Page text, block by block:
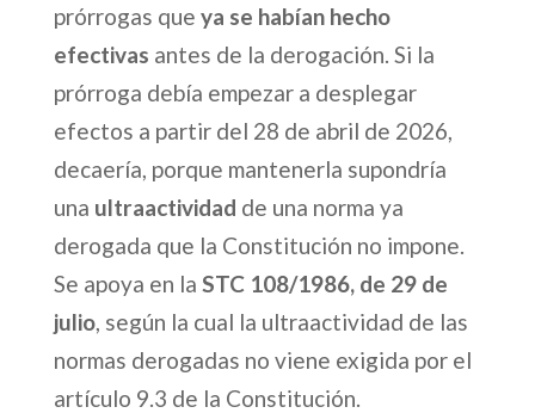
prórrogas que ya se habían hecho
efectivas antes de la derogación. Si la
prórroga debía empezar a desplegar
efectos a partir del 28 de abril de 2026,
decaería, porque mantenerla supondría
una ultraactividad de una norma ya
derogada que la Constitución no impone.
Se apoya en la STC 108/1986, de 29 de
julio, según la cual la ultraactividad de las
normas derogadas no viene exigida por el
artículo 9.3 de la Constitución.